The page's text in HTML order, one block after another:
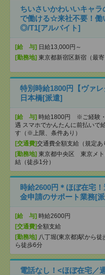
ちいさいかわいいキャ
で働ける☆来社不要！働
◎/T1[アルバイト]
[給 与] 日給13,000円～
[勤務地] 東京都新宿区新宿（最寄
特別時給1800円【ヴァ
日本橋[派遣]
[給 与] 時給1800円 ※ご経験
遇 スマホでかんたんに前払いで
す（※上限、条件あり）
[交通費]交通費全額支給（規定あ
[勤務地] 東京都中央区 東京メト
結（徒歩1分）
時給2600円＊ほぼ在宅
金申請のサポート業務[
[給 与] 時給2600円
[交通費]全額支給
[勤務地] 八丁堀(東京都)駅から徒
ら徒歩6分
電話なし！<ほぼ在宅／